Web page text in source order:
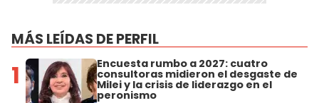
MÁS LEÍDAS DE PERFIL
1 Encuesta rumbo a 2027: cuatro
consultoras midieron el desgaste de
Milei y la crisis de liderazgo en el
peronismo